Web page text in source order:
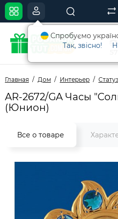
Главная Дом Интерьер
AR-2672/GA Часы
(Юнион)
Все о товаре
Спробуємо
Так, звісно!